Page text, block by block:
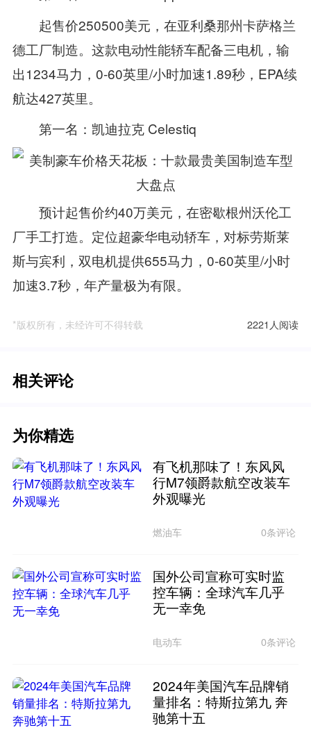
起售价250500美元，在亚利桑那州卡萨格兰
德工厂制造。这款电动性能轿车配备三电机，输
出1234马力，0‑60英里/小时加速1.89秒，EPA续
航达427英里。
第一名：凯迪拉克 Celestiq
预计起售价约40万美元，在密歇根州沃伦工
厂手工打造。定位超豪华电动轿车，对标劳斯莱
斯与宾利，双电机提供655马力，0‑60英里/小时
加速3.7秒，年产量极为有限。
*版权所有，未经许可不得转载 2221人阅读
相关评论
为你精选
有飞机那味了！东风风
行M7领爵款航空改装车
外观曝光
燃油车 0条评论
国外公司宣称可实时监
控车辆：全球汽车几乎
无一幸免
电动车 0条评论
2024年美国汽车品牌销
量排名：特斯拉第九 奔
驰第十五